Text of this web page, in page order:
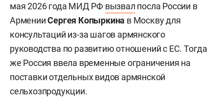
мая 2026 года МИД РФ вызвал посла России в
АрменииСергея Копыркина в Москву для
консультаций из-за шагов армянского
руководства по развитию отношений с ЕС. Тогда
же Россия ввела временные ограничения на
поставки отдельных видов армянской
сельхозпродукции.